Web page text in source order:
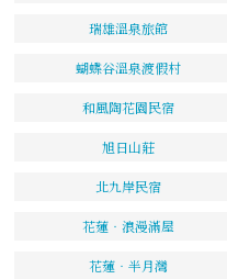
瑞雄溫泉旅館
蝴蝶谷溫泉渡假村
和風陶花園民宿
旭日山莊
北九岸民宿
花蓮‧浪漫滿屋
花蓮‧半月灣